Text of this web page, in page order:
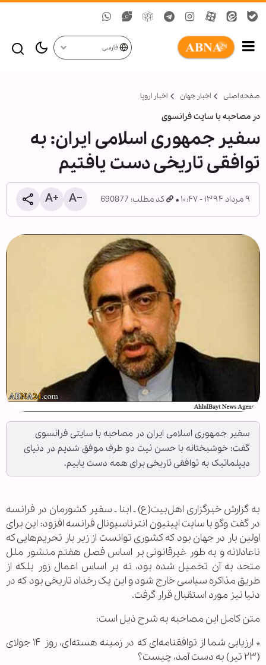
فارسی
صفحه اصلی اخبار جهان اخبار اروپا
در مصاحبه با سایت فرانسوی
سفیر جمهوری اسلامی ایران: به
توافقی تاریخی دست یافتیم
۹ مرداد ۱۳۹۴ - ۱۰:۴۷ کد مطلب: 690877
سفیر جمهوری اسلامی ایران در مصاحبه با سایتی فرانسوی
گفت: خوشبختانه با حسن نیت دو طرف موفق شدیم در دنیای
دیپلماتیک به توافقی تاریخی برای همه دست یابیم.
به گزارش خبرگزاری اهل‌بیت(ع) ـ ابنا ـ سفیر کشورمان در فرانسه
در گفت وگو با سایت اپینیون انترناسیونال فرانسه افزود: این برای
اولین بار در جهان بود که کشوری توانست از زیر بار تحریم‌هایی که
ناعادلانه و به طور غیرقانونی بر اساس فصل هفتم منشور ملل
متحد به آن تحمیل شده بود، نه بر اساس اعمال زور بلکه از
طریق مذاکره سیاسی خارج شود و این یک رخداد تاریخی بود که در
دنیا نیز مورد استقبال قرار گرفت.
متن کامل این مصاحبه به شرح ذیل است:
* ارزیابی شما از توافقنامه‌ای که در زمینه هسته‌ای، روز ۱۴ جولای
(۲۳ تیر) به دست آمد، چیست؟